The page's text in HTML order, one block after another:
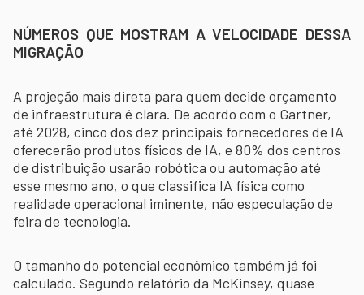
NÚMEROS QUE MOSTRAM A VELOCIDADE DESSA
MIGRAÇÃO
A projeção mais direta para quem decide orçamento
de infraestrutura é clara. De acordo com o Gartner,
até 2028, cinco dos dez principais fornecedores de IA
oferecerão produtos físicos de IA, e 80% dos centros
de distribuição usarão robótica ou automação até
esse mesmo ano, o que classifica IA física como
realidade operacional iminente, não especulação de
feira de tecnologia.
O tamanho do potencial econômico também já foi
calculado. Segundo relatório da McKinsey, quase